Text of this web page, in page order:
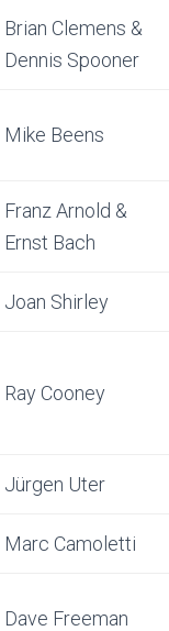
Brian Clemens &
Dennis Spooner
Mike Beens
Franz Arnold &
Ernst Bach
Joan Shirley
Ray Cooney
Jürgen Uter
Marc Camoletti
Dave Freeman